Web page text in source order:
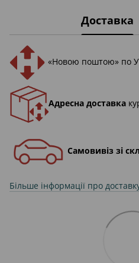
Доставка
«Новою поштою» по
Адресна доставка
Самовивіз зі
Більше інформації про